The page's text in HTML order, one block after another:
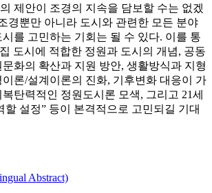
제안이 조경의 지속을 담보할 수는 없겠
경뿐만 아니라 도시와 관련한 모든 분야
를 고민하는 기회는 될 수 있다. 이를 통
도시에 적합한 정원과 도시의 개념, 공동
화의 확산과 지원 방안, 생활방식과 지형
론/설계이론의 진화, 기후변화 대응이 가
탄력적인 정원도시론 모색, 그리고 21세
할 설정” 등이 본격적으로 고민되길 기대
Abstract)